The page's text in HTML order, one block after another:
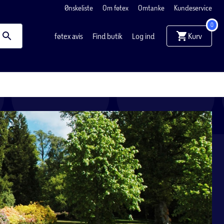
Ønskeliste Om føtex Omtanke Kundeservice
føtex avis Find butik Log ind Kurv
0